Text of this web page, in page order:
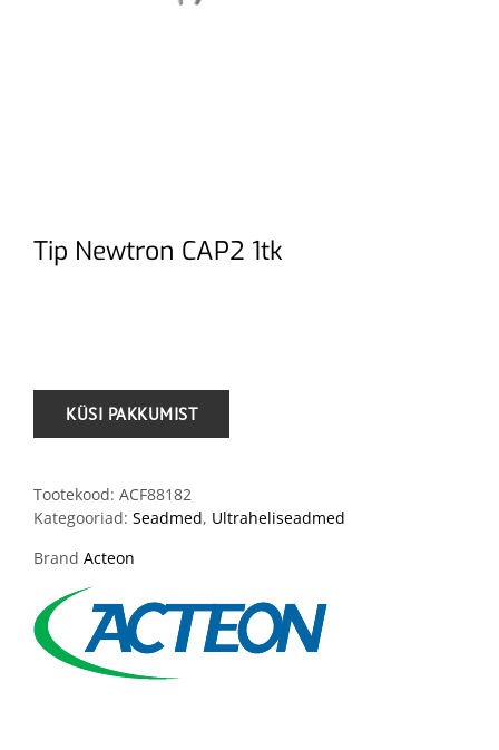
Tip Newtron CAP2 1tk
Tootekood: ACF88182
Kategooriad: Seadmed, Ultraheliseadmed
Brand Acteon